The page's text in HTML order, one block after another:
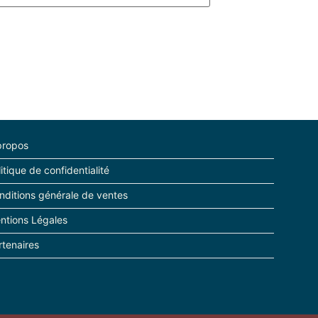
de confidentialité
générale de ventes
Légales